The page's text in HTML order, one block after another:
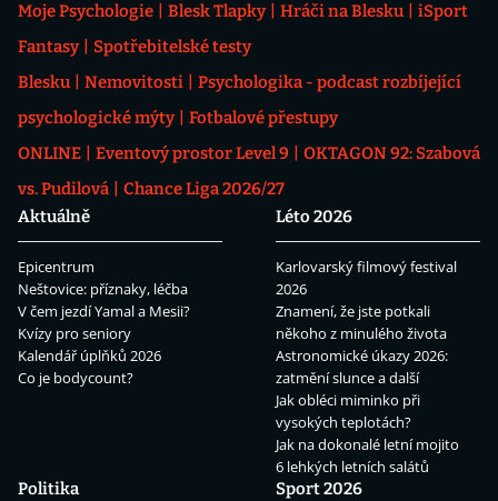
Moje Psychologie Blesk Tlapky Hráči na Blesku
iSport
Fantasy
Spotřebitelské testy
Blesku
Nemovitosti
Psychologika - podcast rozbíjející
psychologické mýty
Fotbalové přestupy
ONLINE
Eventový prostor Level 9
OKTAGON 92: Szabová
vs. Pudilová
Chance Liga 2026/27
Aktuálně
Epicentrum
Neštovice: příznaky, léčba
V čem jezdí Yamal a Mesii?
Kvízy pro seniory
Kalendář úplňků 2026
Co je bodycount?
Léto 2026
Karlovarský filmový festival
2026
Znamení, že jste potkali
někoho z minulého života
Astronomické úkazy 2026:
zatmění slunce a další
Jak obléci miminko při
vysokých teplotách?
Jak na dokonalé letní mojito
6 lehkých letních salátů
Politika
Sport 2026